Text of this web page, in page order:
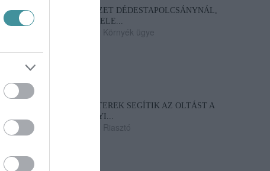
ELOLTOTTÁK A TÜZET DÉDESTAPOLCSÁNYNÁL,
KILENCÓRÁS KÜZDELE...
Környék ügye
KATONAI HELIKOPTEREK SEGÍTIK AZ OLTÁST A
DÉDESTAPOLCSÁNYI...
2026. augusztus 05 Riasztó